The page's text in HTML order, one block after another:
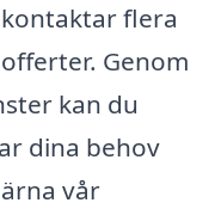
flera
Genom
kan du
dina behov
vår